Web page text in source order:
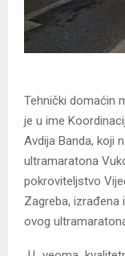
Tehnički domaćin
je u ime
Avdija Banda, koji
ultramaratona
pokroviteljstvo
Zagreba, izrađena
ovog